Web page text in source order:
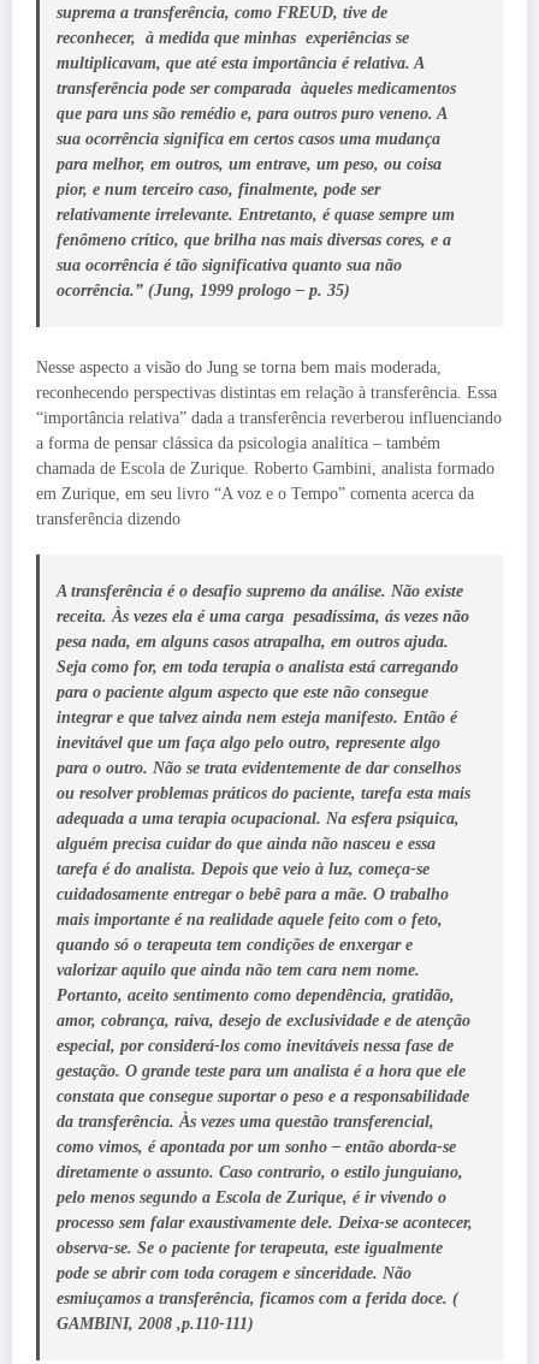
suprema a transferência, como FREUD, tive de
reconhecer, à medida que minhas experiências se
multiplicavam, que até esta importância é relativa. A
transferência pode ser comparada àqueles medicamentos
que para uns são remédio e, para outros puro veneno. A
sua ocorrência significa em certos casos uma mudança
para melhor, em outros, um entrave, um peso, ou coisa
pior, e num terceiro caso, finalmente, pode ser
relativamente irrelevante. Entretanto, é quase sempre um
fenômeno crítico, que brilha nas mais diversas cores, e a
sua ocorrência é tão significativa quanto sua não
ocorrência.” (Jung, 1999 prologo – p. 35)
Nesse aspecto a visão do Jung se torna bem mais moderada,
reconhecendo perspectivas distintas em relação à transferência. Essa
“importância relativa” dada a transferência reverberou influenciando
a forma de pensar clássica da psicologia analítica – também
chamada de Escola de Zurique. Roberto Gambini, analista formado
em Zurique, em seu livro “A voz e o Tempo” comenta acerca da
transferência dizendo
A transferência é o desafio supremo da análise. Não existe
receita. Às vezes ela é uma carga pesadíssima, ás vezes não
pesa nada, em alguns casos atrapalha, em outros ajuda.
Seja como for, em toda terapia o analista está carregando
para o paciente algum aspecto que este não consegue
integrar e que talvez ainda nem esteja manifesto. Então é
inevitável que um faça algo pelo outro, represente algo
para o outro. Não se trata evidentemente de dar conselhos
ou resolver problemas práticos do paciente, tarefa esta mais
adequada a uma terapia ocupacional. Na esfera psíquica,
alguém precisa cuidar do que ainda não nasceu e essa
tarefa é do analista. Depois que veio à luz, começa-se
cuidadosamente entregar o bebê para a mãe. O trabalho
mais importante é na realidade aquele feito com o feto,
quando só o terapeuta tem condições de enxergar e
valorizar aquilo que ainda não tem cara nem nome.
Portanto, aceito sentimento como dependência, gratidão,
amor, cobrança, raiva, desejo de exclusividade e de atenção
especial, por considerá-los como inevitáveis nessa fase de
gestação. O grande teste para um analista é a hora que ele
constata que consegue suportar o peso e a responsabilidade
da transferência. Às vezes uma questão transferencial,
como vimos, é apontada por um sonho – então aborda-se
diretamente o assunto. Caso contrario, o estilo junguiano,
pelo menos segundo a Escola de Zurique, é ir vivendo o
processo sem falar exaustivamente dele. Deixa-se acontecer,
observa-se. Se o paciente for terapeuta, este igualmente
pode se abrir com toda coragem e sinceridade. Não
esmiuçamos a transferência, ficamos com a ferida doce. (
GAMBINI, 2008 ,p.110-111)